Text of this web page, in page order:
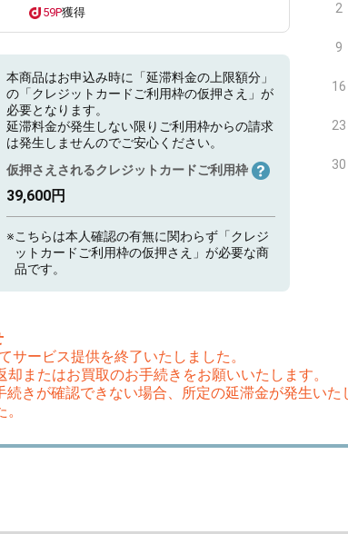
59P獲得
本商品はお申込み時に「延滞料金の上限額分」
の「クレジットカードご利用枠の仮押さえ」が
必要となります。
延滞料金が発生しない限りご利用枠からの請求
は発生しませんのでご安心ください。
仮押さえされるクレジットカードご利用枠
39,600円
※こちらは本人確認の有無に関わらず「クレジ
ットカードご利用枠の仮押さえ」が必要な商
品です。
2
9
16
23
30
サービス提供を終了いたしました。
またはお買取のお手続きをお願いいたします。
きが確認できない場合、所定の延滞金が発生いた